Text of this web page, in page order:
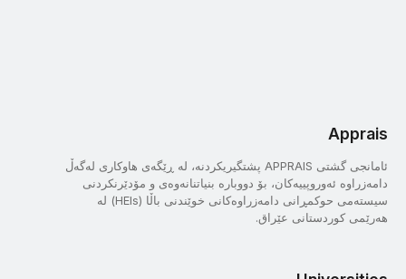
Apprais
ئامانجی گشتی APPRAIS پشتگیریکردنە، لە ڕێگەی هاوکاری لەگەڵ
دامەزراوە ئەوروپییەکان، بۆ دووبارە بنیاتنانەوەی و مۆدێرنکردنی
سیستەمی حوکمڕانی دامەزراوەکانی خوێندنی باڵا (HEIs) لە
هەرێمی کوردستانی عێراق.